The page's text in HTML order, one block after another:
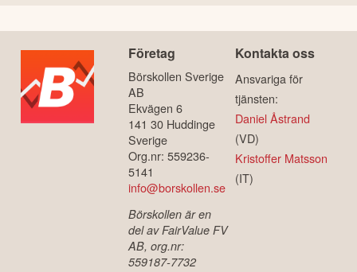
Företag
Börskollen Sverige
AB
Ekvägen 6
141 30 Huddinge
Sverige
Org.nr: 559236-
5141
info@borskollen.se
Börskollen är en
del av FairValue FV
AB, org.nr:
559187-7732
Kontakta oss
Ansvariga för
tjänsten:
Daniel Åstrand
(VD)
Kristoffer Matsson
(IT)